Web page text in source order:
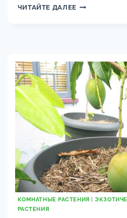
ЧИТАЙТЕ ДАЛЕЕАРОМАТНЫЕ
ДУШИСТЫХ
ЦВЕТОВ
С
ФОТО
КОМНАТНЫЕ РАСТЕНИЯ |
РАСТЕНИЯ